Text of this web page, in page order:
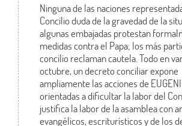
Ninguna de las naciones
Concilio duda de la gravedad de la
algunas embajadas protestan
medidas contra el Papa; los más
concilio reclaman cautela. Todo en
octubre, un decreto conciliar expone
ampliamente las acciones de
orientadas a dificultar la labor del
justifica la labor de la asamblea con
evangélicos, escriturísticos y de los